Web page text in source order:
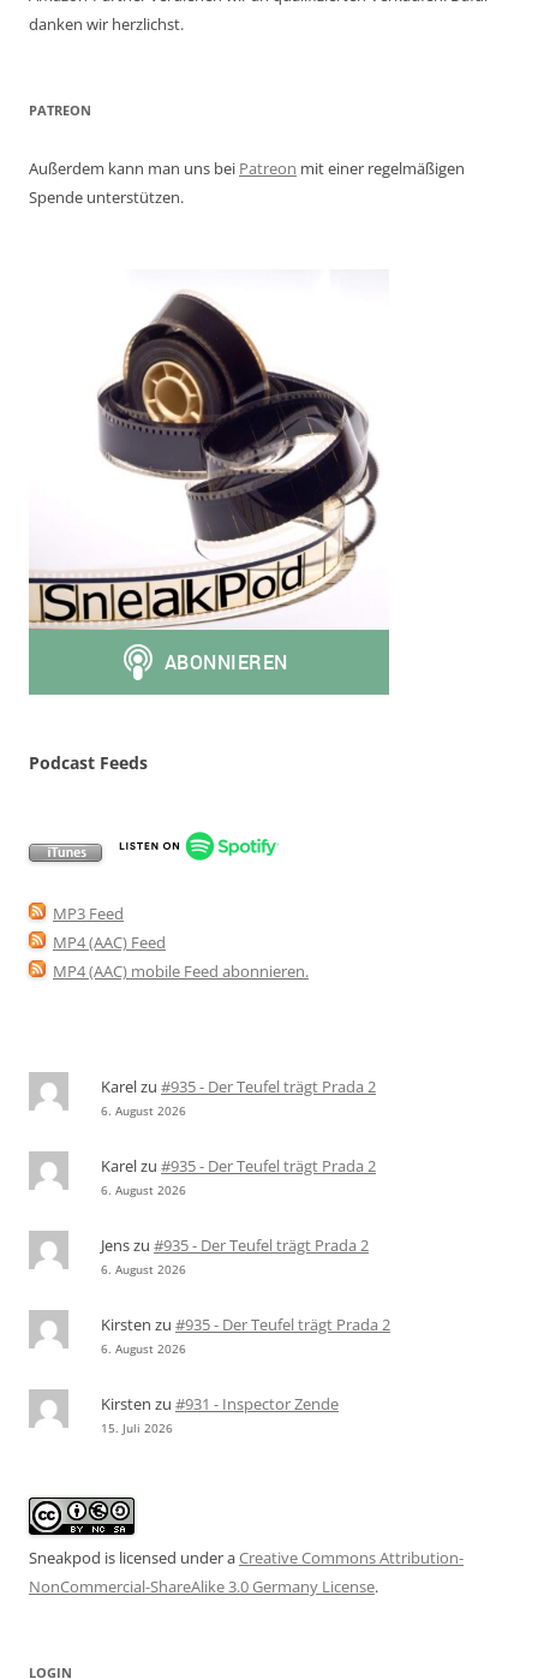
danken wir herzlichst.
PATREON
Außerdem kann man uns bei Patreon mit einer regelmäßigen
Spende unterstützen.
Podcast Feeds
MP3 Feed
MP4 (AAC) Feed
MP4 (AAC) mobile Feed abonnieren.
Karelzu #935 - Der Teufel trägt Prada 2
6. August 2026
Karelzu #935 - Der Teufel trägt Prada 2
6. August 2026
Jenszu #935 - Der Teufel trägt Prada 2
6. August 2026
Kirsten zu #935 - Der Teufel trägt Prada 2
6. August 2026
Kirsten zu #931 - Inspector Zende
15. Juli 2026
Sneakpod is licensed under aCreative Commons Attribution-
NonCommercial-ShareAlike 3.0 Germany License.
LOGIN